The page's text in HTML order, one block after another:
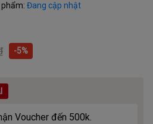
phẩm: Đang cập nhật
-5%
Voucher đến 500k.